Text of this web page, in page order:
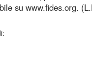
su www.fides.org.